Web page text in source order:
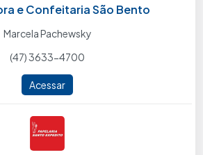
e Confeitaria São Bento
Marcela Pachewsky
(47) 3633-4700
Acessar